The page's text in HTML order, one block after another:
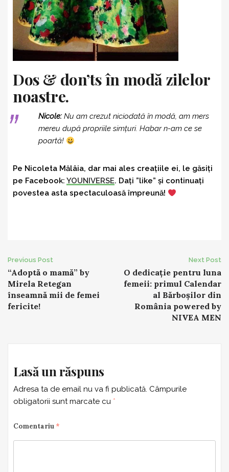
Dos & don’ts în modă zilelor
noastre.
Nicole: Nu am crezut niciodată în modă, am mers
mereu după propriile simțuri. Habar n-am ce se
poartă!
Pe Nicoleta Mălâia, dar mai ales creațiile ei, le găsiți
pe Facebook: YOUNIVERSE. Dați ”like” și continuați
povestea asta spectaculoasă împreună!
Post
navigation
Previous Post
“Adoptă o mamă” by
Mirela Retegan
înseamnă mii de femei
fericite!
Next Post
O dedicație pentru luna
femeii: primul Calendar
al Bărboșilor din
România powered by
NIVEA MEN
Lasă un răspuns
Adresa ta de email nu va fi publicată. Câmpurile
obligatorii sunt marcate cu *
Comentariu *